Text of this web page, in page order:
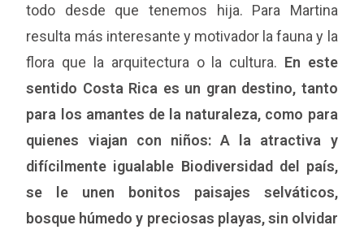
todo desde que tenemos hija. Para Martina
resulta más interesante y motivador la fauna y la
flora que la arquitectura o la cultura. En este
sentido Costa Rica es un gran destino, tanto
para los amantes de la naturaleza, como para
quienes viajan con niños: A la atractiva y
difícilmente igualable Biodiversidad del país,
se le unen bonitos paisajes selváticos,
bosque húmedo y preciosas playas, sin olvidar